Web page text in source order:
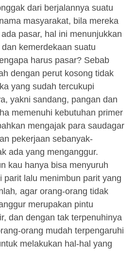
dari berjalannya suatu
masyarakat, bila mereka
pasar, hal ini menunjukkan
kemerdekaan suatu
harus pasar? Sebab
dengan perut kosong tidak
yang sudah tercukupi
yakni sandang, pangan dan
memenuhi kebutuhan primer
mengajak para saudagar
pekerjaan sebanyak-
ada yang menganggur.
kau hanya bisa menyuruh
parit lalu menimbun parit yang
, agar orang-orang tidak
merupakan pintu
dan dengan tak terpenuhinya
orang mudah terpengaruhi
melakukan hal-hal yang